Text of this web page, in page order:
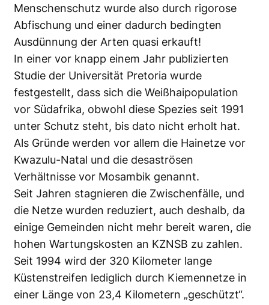
Menschenschutz wurde also durch rigorose
Abfischung und einer dadurch bedingten
Ausdünnung der Arten quasi erkauft!
In einer vor knapp einem Jahr publizierten
Studie der Universität Pretoria wurde
festgestellt, dass sich die Weißhaipopulation
vor Südafrika, obwohl diese Spezies seit 1991
unter Schutz steht, bis dato nicht erholt hat.
Als Gründe werden vor allem die Hainetze vor
Kwazulu-Natal und die desaströsen
Verhältnisse vor Mosambik genannt.
Seit Jahren stagnieren die Zwischenfälle, und
die Netze wurden reduziert, auch deshalb, da
einige Gemeinden nicht mehr bereit waren, die
hohen Wartungskosten an KZNSB zu zahlen.
Seit 1994 wird der 320 Kilometer lange
Küstenstreifen lediglich durch Kiemennetze in
einer Länge von 23,4 Kilometern „geschützt“.